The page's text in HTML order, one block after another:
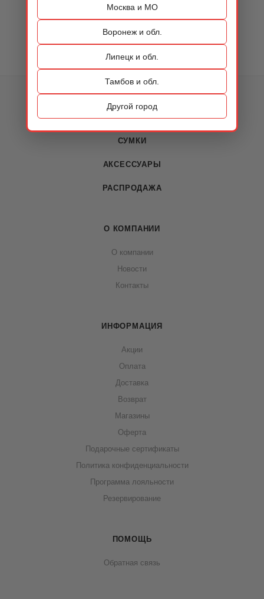
Москва и МО
Воронеж и обл.
Липецк и обл.
Тамбов и обл.
Другой город
КАТАЛОГ
ОБУВЬ
СУМКИ
АКСЕССУАРЫ
РАСПРОДАЖА
О КОМПАНИИ
О компании
Новости
Контакты
ИНФОРМАЦИЯ
Акции
Оплата
Доставка
Возврат
Магазины
Оферта
Подарочные сертификаты
Политика конфиденциальности
Программа лояльности
Резервирование
ПОМОЩЬ
Обратная связь